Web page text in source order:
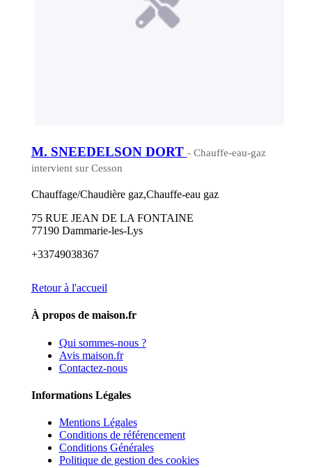
M. SNEEDELSON DORT - Chauffe-eau-gaz
intervient sur Cesson
Chauffage/Chaudière gaz,Chauffe-eau gaz
75 RUE JEAN DE LA FONTAINE
77190 Dammarie-les-Lys
+33749038367
Retour à l'accueil
À propos de maison.fr
Qui sommes-nous ?
Avis maison.fr
Contactez-nous
Informations Légales
Mentions Légales
Conditions de référencement
Conditions Générales
Politique de gestion des cookies